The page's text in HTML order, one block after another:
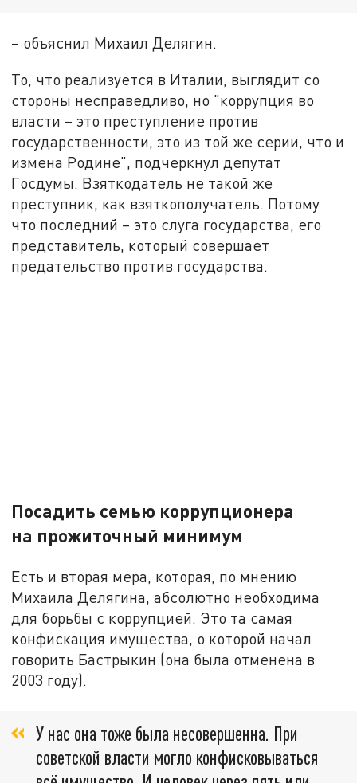
– объяснил Михаил Делягин.
То, что реализуется в Италии, выглядит со
стороны несправедливо, но "коррупция во
власти – это преступление против
государственности, это из той же серии, что и
измена Родине", подчеркнул депутат
Госдумы. Взяткодатель не такой же
преступник, как взяткополучатель. Потому
что последний – это слуга государства, его
представитель, который совершает
предательство против государства.
Посадить семью коррупционера
на прожиточный минимум
Есть и вторая мера, которая, по мнению
Михаила Делягина, абсолютно необходима
для борьбы с коррупцией. Это та самая
конфискация имущества, о которой начал
говорить Бастрыкин (она была отменена в
2003 году).
У нас она тоже была несовершенна. При
советской власти могло конфисковываться